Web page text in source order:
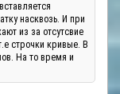
насквозь. И при
из за отсутсвие
строчки кривые. В
На то время и